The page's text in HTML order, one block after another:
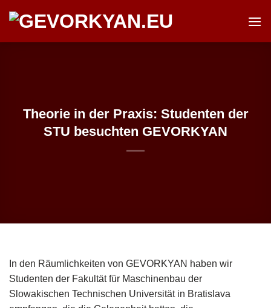
Inhalt
Theorie in der Praxis: Studenten der
STU besuchten GEVORKYAN
In den Räumlichkeiten von GEVORKYAN haben wir
Studenten der Fakultät für Maschinenbau der
Slowakischen Technischen Universität in Bratislava